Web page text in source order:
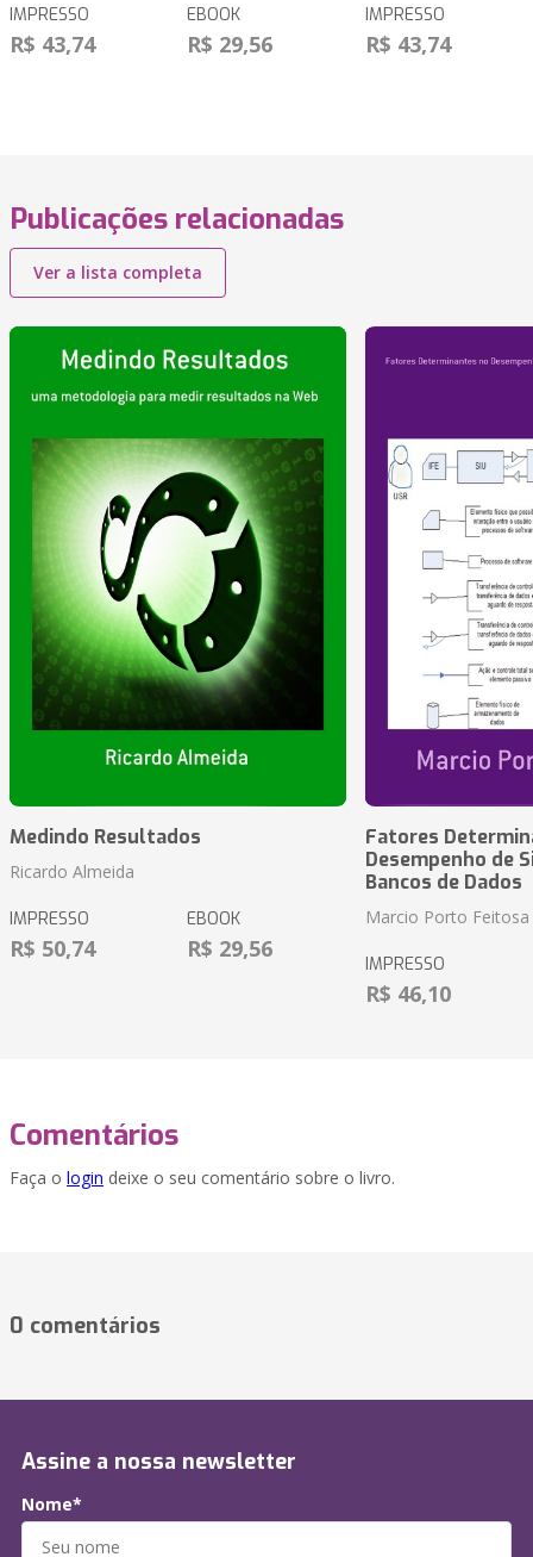
IMPRESSO
R$ 43,74
EBOOK
R$ 29,56
IMPRESSO
R$ 43,74
Publicações relacionadas
Ver a lista completa
Medindo Resultados
Ricardo Almeida
IMPRESSO
R$ 50,74
EBOOK
R$ 29,56
Fatores
Desempenho de
Bancos de Dados
Marcio Porto Feitosa
IMPRESSO
R$ 46,10
Comentários
Faça o login deixe o seu comentário sobre o livro.
0 comentários
Assine a nossa newsletter
Nome*